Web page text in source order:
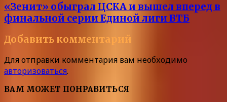
«Зенит» обыграл ЦСКА и вышел вперед в
финальной серии Единой лиги ВТБ
Добавить комментарий
Для отправки комментария вам необходимо
авторизоваться.
ВАМ МОЖЕТ ПОНРАВИТЬСЯ